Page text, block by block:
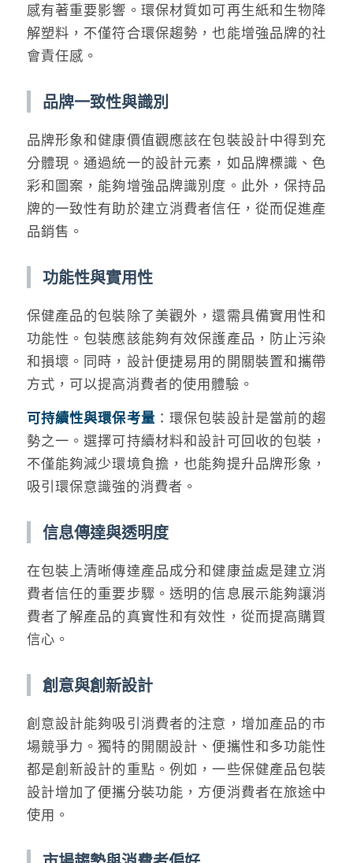
感有著重要影響。環保材質如可再生紙和生物降
解塑料，不僅符合環保趨勢，也能增強品牌的社
會責任感。
品牌一致性與識別
品牌形象和健康價值觀應該在包裝設計中得到充
分體現。通過統一的設計元素，如品牌標識、色
彩和圖案，能夠增強品牌識別度。此外，保持品
牌的一致性有助於建立消費者信任，從而促進產
品銷售。
功能性與實用性
保健產品的包裝除了美觀外，還需具備實用性和
功能性。包裝應該能夠有效保護產品，防止污染
和損壞。同時，設計便捷易用的開關裝置和攜帶
方式，可以提高消費者的使用體驗。
可持續性與環保考量：環保包裝設計是當前的趨
勢之一。選擇可持續材料和設計可回收的包裝，
不僅能夠減少環境負擔，也能夠提升品牌形象，
吸引環保意識強的消費者。
信息傳達與透明度
在包裝上清晰傳達產品成分和健康益處是建立消
費者信任的重要步驟。透明的信息展示能夠讓消
費者了解產品的真實性和有效性，從而提高購買
信心。
創意與創新設計
創意設計能夠吸引消費者的注意，增加產品的市
場競爭力。獨特的開關設計、便攜性和多功能性
都是創新設計的重點。例如，一些保健產品包裝
設計增加了便攜分裝功能，方便消費者在旅途中
使用。